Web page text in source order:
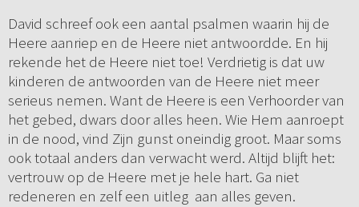
David schreef ook een aantal psalmen waarin hij de
Heere aanriep en de Heere niet antwoordde. En hij
rekende het de Heere niet toe! Verdrietig is dat uw
kinderen de antwoorden van de Heere niet meer
serieus nemen. Want de Heere is een Verhoorder van
het gebed, dwars door alles heen. Wie Hem aanroept
in de nood, vind Zijn gunst oneindig groot. Maar soms
ook totaal anders dan verwacht werd. Altijd blijft het:
vertrouw op de Heere met je hele hart. Ga niet
redeneren en zelf een uitleg aan alles geven.